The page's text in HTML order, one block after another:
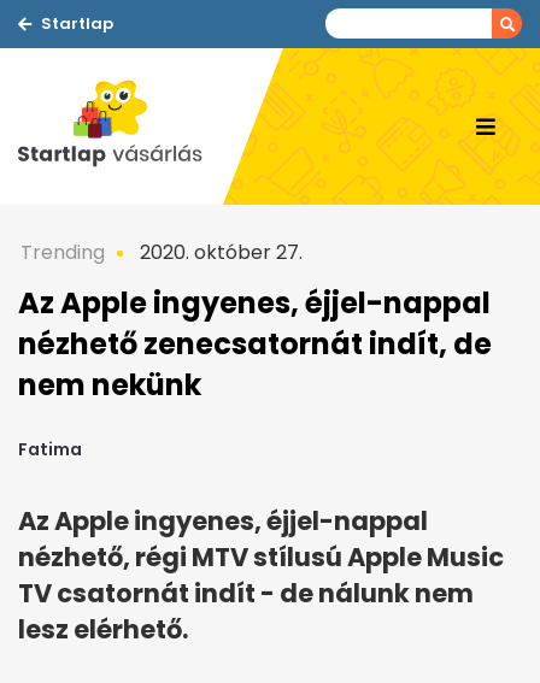
Startlap
Trending 2020. október 27.
Az Apple ingyenes, éjjel-nappal
nézhető zenecsatornát indít, de
nem nekünk
Fatima
Az Apple ingyenes, éjjel-nappal
nézhető, régi MTV stílusú Apple Music
TV csatornát indít - de nálunk nem
lesz elérhető.